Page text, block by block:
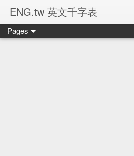
ENG.tw 英文千字表
Pages